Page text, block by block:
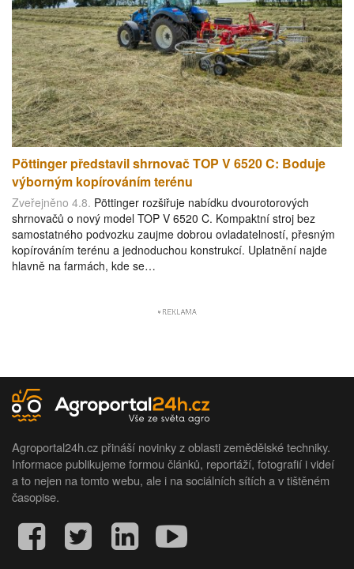
Pöttinger představil shrnovač TOP V 6520 C: Boduje
výborným kopírováním terénu
Zveřejněno 4.8. Pöttinger rozšiřuje nabídku dvourotorových
shrnovačů o nový model TOP V 6520 C. Kompaktní stroj bez
samostatného podvozku zaujme dobrou ovladatelností, přesným
kopírováním terénu a jednoduchou konstrukcí. Uplatnění najde
hlavně na farmách, kde se…
Agroportal24h.cz přináší novinky z oblasti zemědělské techniky.
Informace publikujeme formou článků, reportáží, fotografií i videí
a to nejen na tomto webu, ale i na sociálních sítích a v tištěném
časopise.